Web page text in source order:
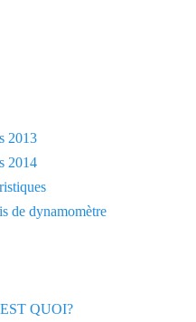
2013
2014
de dynamomètre
QUOI?